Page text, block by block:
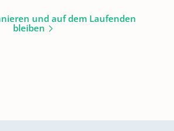
und auf dem Laufenden
bleiben